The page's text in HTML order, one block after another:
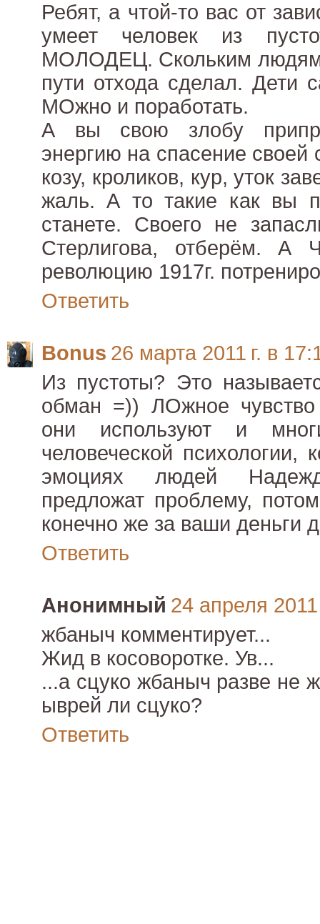
Ребят, а чтой-то вас от
умеет человек из
МОЛОДЕЦ. Скольким людям
пути отхода сделал. Дети
МОжно и поработать.
А вы свою злобу
энергию на спасение своей
козу, кроликов, кур, уток
жаль. А то такие как вы
станете. Своего не
Стерлигова, отберём.
революцию 1917г.
Ответить
Bonus 26 марта 2011 г. в
Из пустоты? Это
обман =)) ЛОжное чувство
они используют и
человеческой психологии,
эмоциях людей
предложат проблему,
конечно же за ваши деньги
Ответить
Анонимный 24 апреля 2011
жбаныч комментирует...
Жид в косоворотке. Ув...
...а сцуко жбаныч разве не
ыврей ли сцуко?
Ответить